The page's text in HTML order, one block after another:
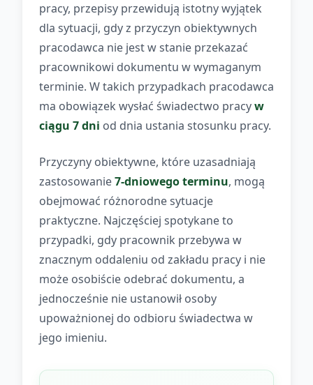
pracy, przepisy przewidują istotny wyjątek
dla sytuacji, gdy z przyczyn obiektywnych
pracodawca nie jest w stanie przekazać
pracownikowi dokumentu w wymaganym
terminie. W takich przypadkach pracodawca
ma obowiązek wysłać świadectwo pracyw
ciągu 7 dni od dnia ustania stosunku pracy.
Przyczyny obiektywne, które uzasadniają
zastosowanie7-dniowego terminu, mogą
obejmować różnorodne sytuacje
praktyczne. Najczęściej spotykane to
przypadki, gdy pracownik przebywa w
znacznym oddaleniu od zakładu pracy i nie
może osobiście odebrać dokumentu, a
jednocześnie nie ustanowił osoby
upoważnionej do odbioru świadectwa w
jego imieniu.